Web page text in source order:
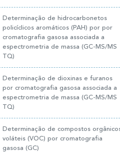
Determinação de hidrocarbonetos
policíclicos aromáticos (PAH) por por
cromatografia gasosa associada a
espectrometria de massa (GC-MS/MS
TQ)
Determinação de dioxinas e furanos
por cromatografia gasosa associada a
espectrometria de massa (GC-MS/MS
TQ)
Determinação de compostos
voláteis (VOC) por cromatografia
gasosa (GC)